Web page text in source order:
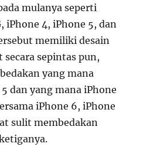
mulanya seperti
iPhone 4, iPhone 5, dan
memiliki desain
sepintas pun,
yang mana
dan yang mana iPhone
iPhone 6, iPhone
sulit membedakan